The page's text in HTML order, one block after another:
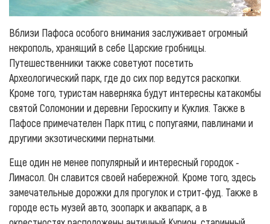
Вблизи Пафоса особого внимания заслуживает огромный
некрополь, хранящий в себе Царские гробницы.
Путешественники также советуют посетить
Археологический парк, где до сих пор ведутся раскопки.
Кроме того, туристам наверняка будут интересны катакомбы
святой Соломонии и деревни Героскипу и Куклия. Также в
Пафосе примечателен Парк птиц с попугаями, павлинами и
другими экзотическими пернатыми.
Еще один не менее популярный и интересный городок -
Лимасол. Он славится своей набережной. Кроме того, здесь
замечательные дорожки для прогулок и стрит-фуд. Также в
городе есть музей авто, зоопарк и аквапарк, а в